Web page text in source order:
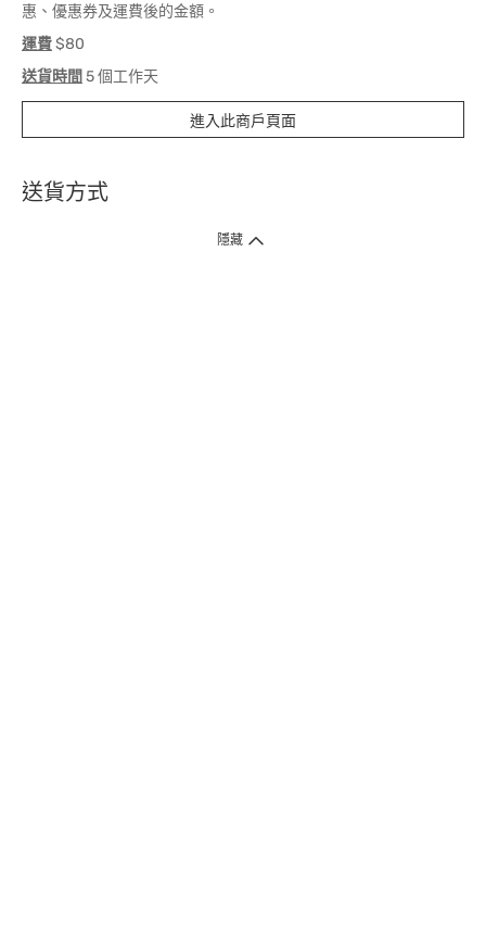
惠、優惠券及運費後的金額。
運費$80
送貨時間 5 個工作天
進入此商戶頁面
送貨方式
1. 送貨到府（受衛生署條例規管產品除外 ）
隱藏